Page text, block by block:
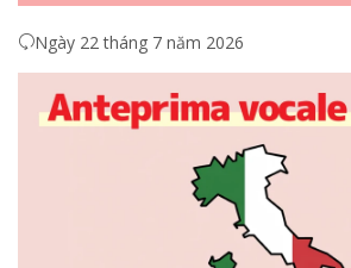
Ngày 22 tháng 7 năm 2026